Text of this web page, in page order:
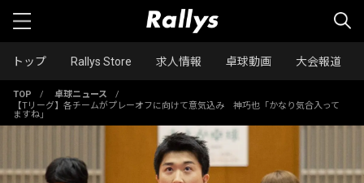
トップ Rallys Store 求人情報 卓球動画 大会報道
TOP / 卓球ニュース
/
【Tリーグ】各チームがプレーオフに向けて意気込み 神巧也「かなり気合入って
ますね」